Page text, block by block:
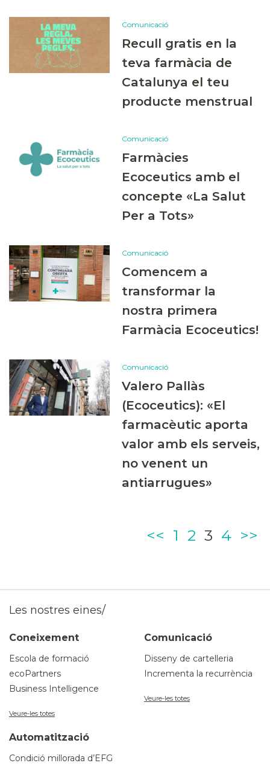
Comunicació
Recull gratis en la
teva farmàcia de
Catalunya el teu
producte menstrual
Comunicació
Farmàcies
Ecoceutics amb el
concepte «La Salut
Per a Tots»
Comunicació
Comencem a
transformar la
nostra primera
Farmàcia Ecoceutics!
Comunicació
Valero Pallàs
(Ecoceutics): «El
farmacèutic aporta
valor amb els serveis,
no venent un
antiarrugues»
<< Page
1 Page
2 Page
3 Page
4 >>
Les nostres eines/
Coneixement
Escola de formació
ecoPartners
Business Intelligence
Veure-les totes
Comunicació
Disseny de cartelleria
Incrementa la recurrència
Veure-les totes
Automatització
Condició millorada d’EFG